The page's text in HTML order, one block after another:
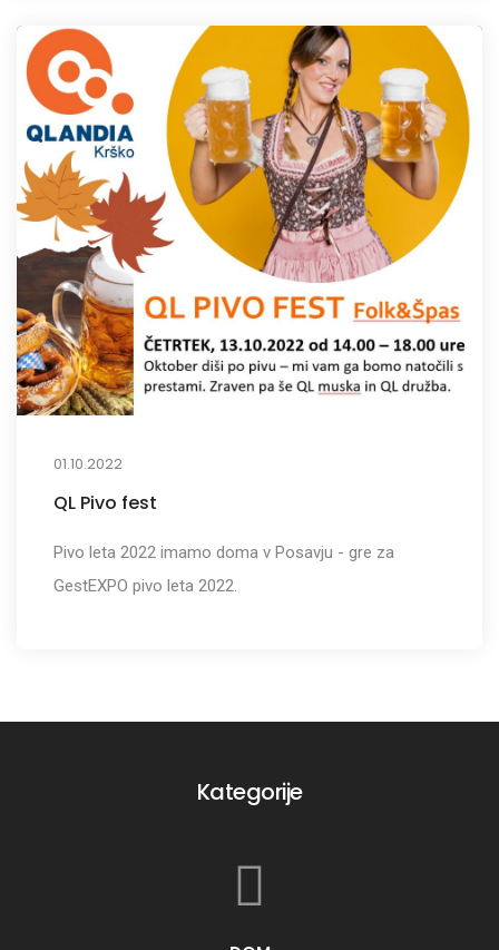
01.10.2022
QL Pivo fest
Pivo leta 2022 imamo doma v Posavju - gre za
GestEXPO pivo leta 2022.
Kategorije